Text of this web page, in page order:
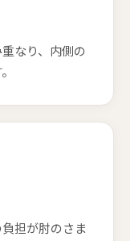
なり、内側の
担が肘のさま